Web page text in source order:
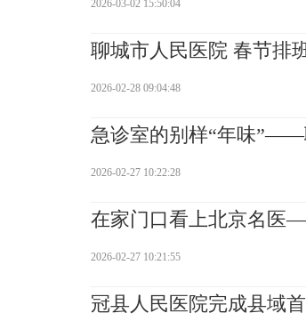
2026-03-02 15:50:04
聊城市人民医院 春节排
2026-02-28 09:04:48
急诊室的别样“年味”——
2026-02-27 10:22:28
在家门口看上北京名医
2026-02-27 10:21:55
冠县人民医院完成县域